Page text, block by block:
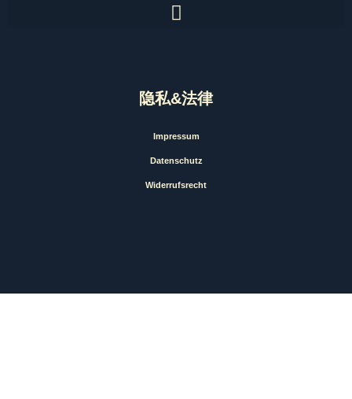
隐私&法律
Impressum
Datenschutz
Widerrufsrecht